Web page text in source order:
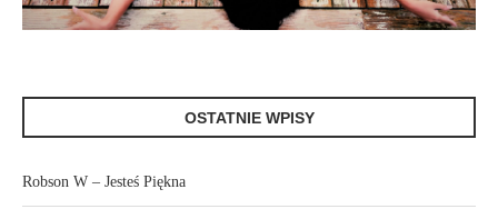
OSTATNIE WPISY
Robson W – Jesteś Piękna